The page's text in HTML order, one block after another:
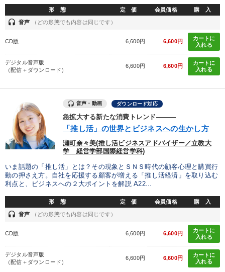
形 態 定 価 会員価格 購 入
headset 音声 （どの形態でも内容は同じです）
CD版 6,600円 6,600円
カートに
入れる
デジタル音声版
（配信＋ダウンロード）
6,600円 6,600円
カートに
入れる
音声・動画 ダウンロード対応
急拡大する新たな消費トレンド―――
「推し活」の世界とビジネスへの生かし方
瀬町奈々美(推し活ビジネスアドバイザー／立教大
学 経営学部国際経営学科)
いま話題の「推し活」とは？その現象とＳＮＳ時代の顧客心理と購買行
動の押さえ方。自社を応援する顧客が増える「推し活経済」を取り込む
利点と、ビジネスへの２大ポイントを解説 A22...
形 態 定 価 会員価格 購 入
headset 音声 （どの形態でも内容は同じです）
CD版 6,600円 6,600円
カートに
入れる
デジタル音声版
（配信＋ダウンロード）
6,600円 6,600円
カートに
入れる